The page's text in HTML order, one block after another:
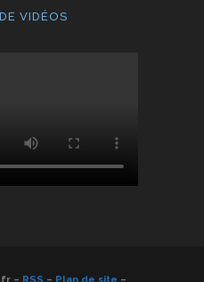
VIDÉOS
– RSS – Plan de site –